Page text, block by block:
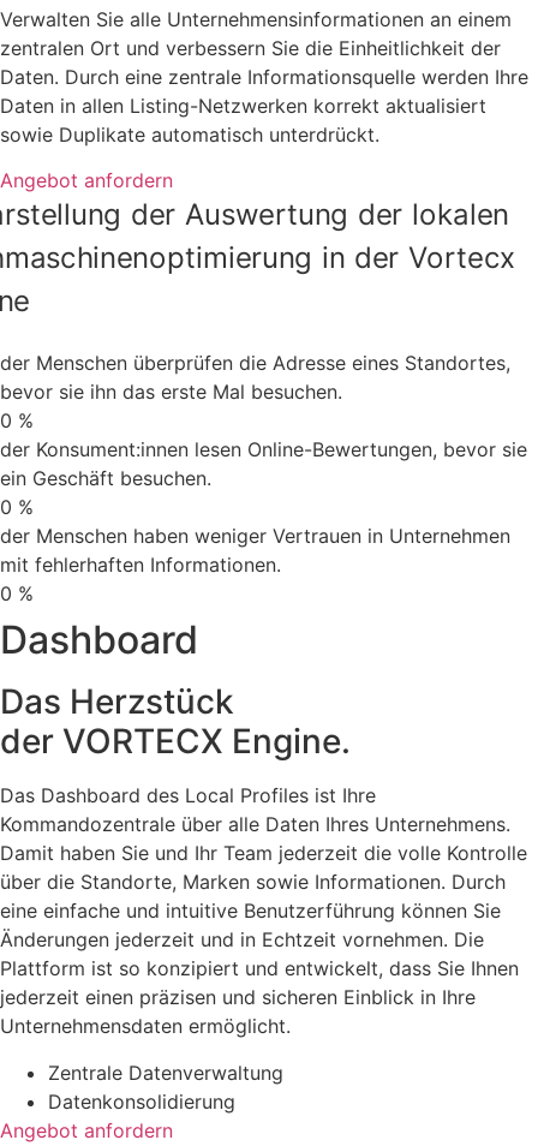
Verwalten Sie alle Unternehmensinformationen an einem
zentralen Ort und verbessern Sie die Einheitlichkeit der
Daten. Durch eine zentrale Informationsquelle werden Ihre
Daten in allen Listing-Netzwerken korrekt aktualisiert
sowie Duplikate automatisch unterdrückt.
Angebot anfordern
der Menschen überprüfen die Adresse eines Standortes,
bevor sie ihn das erste Mal besuchen.
0 %
der Konsument:innen lesen Online-Bewertungen, bevor sie
ein Geschäft besuchen.
0 %
der Menschen haben weniger Vertrauen in Unternehmen
mit fehlerhaften Informationen.
0 %
Dashboard
Das Herzstück
der VORTECX Engine.
Das Dashboard des Local Profiles ist Ihre
Kommandozentrale über alle Daten Ihres Unternehmens.
Damit haben Sie und Ihr Team jederzeit die volle Kontrolle
über die Standorte, Marken sowie Informationen. Durch
eine einfache und intuitive Benutzerführung können Sie
Änderungen jederzeit und in Echtzeit vornehmen. Die
Plattform ist so konzipiert und entwickelt, dass Sie Ihnen
jederzeit einen präzisen und sicheren Einblick in Ihre
Unternehmensdaten ermöglicht.
Zentrale Datenverwaltung
Datenkonsolidierung
Angebot anfordern